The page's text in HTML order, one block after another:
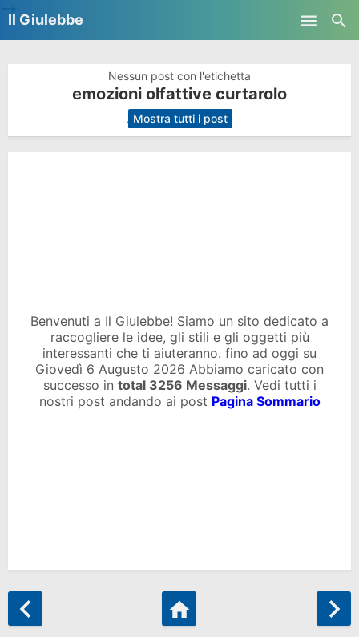
Il Giulebbe
Nessun post con l'etichetta
emozioni olfattive curtarolo
. Mostra tutti i post
Benvenuti a Il Giulebbe! Siamo un sito dedicato a
raccogliere le idee, gli stili e gli oggetti più
interessanti che ti aiuteranno. fino ad oggi su
Giovedì 6 Augusto 2026 Abbiamo caricato con
successo in total 3256 Messaggi. Vedi tutti i
nostri post andando ai post Pagina Sommario